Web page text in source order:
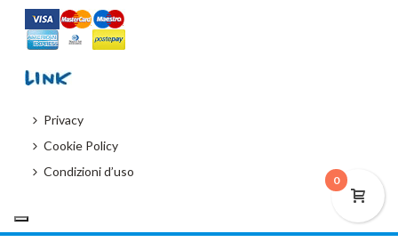
Privacy
Cookie Policy
Condizioni d’uso
0